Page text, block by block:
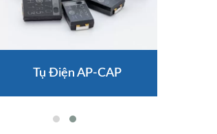
Tụ Điện AP-CAP